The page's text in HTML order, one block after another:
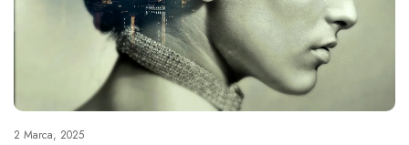
2 Marca, 2025